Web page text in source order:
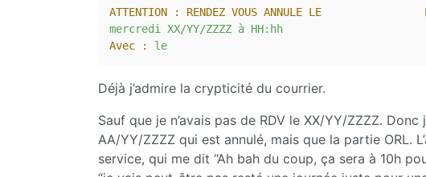
ATTENTION : RENDEZ VOUS ANNULE LE
mercredi
XX/YY/ZZZZ à HH:hh
Avec :
le
Déjà j’admire la crypticité du courrier.
Sauf que je n’avais pas de RDV le XX/YY/ZZZZ.
AA/YY/ZZZZ qui est annulé, mais que la partie ORL.
service, qui me dit “Ah bah du coup, ça sera à 10h